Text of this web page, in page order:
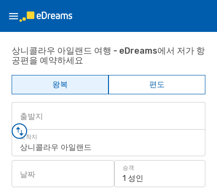
상니콜라우 아일랜드 여행 - eDreams에서 저가 항
공편을 예약하세요
왕복 편도
출발지
도착지
상니콜라우 아일랜드
날짜
승객
1 성인